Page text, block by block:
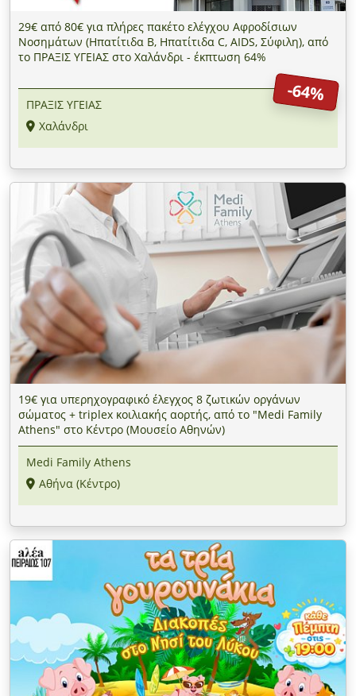
29€ από 80€ για πλήρες πακέτο ελέγχου Αφροδίσιων
Νοσημάτων (Ηπατίτιδα Β, Ηπατίτιδα C, AIDS, Σύφιλη), από
το ΠΡΑΞΙΣ ΥΓΕΙΑΣ στο Χαλάνδρι - έκπτωση 64%
-64%
ΠΡΑΞΙΣ ΥΓΕΙΑΣ
Χαλάνδρι
19€ για υπερηχογραφικό έλεγχος 8 ζωτικών οργάνων
σώματος + triplex κοιλιακής αορτής, από το "Medi Family
Athens" στο Κέντρο (Μουσείο Αθηνών)
Medi Family Athens
Αθήνα (Κέντρο)